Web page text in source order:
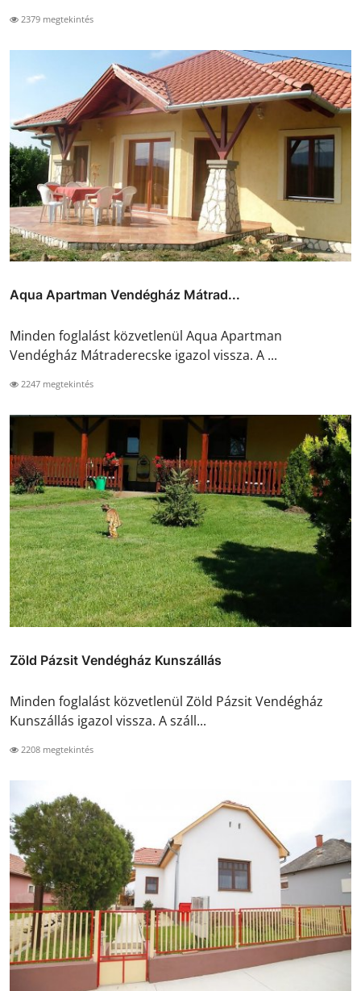
2379 megtekintés
Aqua Apartman Vendégház Mátrad...
Minden foglalást közvetlenül Aqua Apartman
Vendégház Mátraderecske igazol vissza. A ...
2247 megtekintés
Zöld Pázsit Vendégház Kunszállás
Minden foglalást közvetlenül Zöld Pázsit Vendégház
Kunszállás igazol vissza. A száll...
2208 megtekintés